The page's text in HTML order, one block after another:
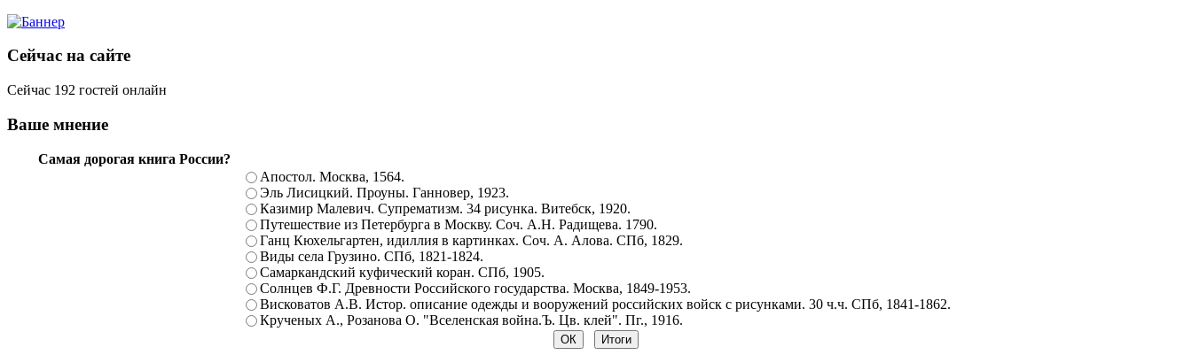
Сейчас на сайте
Сейчас 192 гостей онлайн
Ваше мнение
Самая дорогая книга России?
Апостол. Москва, 1564.
Эль Лисицкий. Проуны. Ганновер, 1923.
Казимир Малевич. Супрематизм. 34 рисунка. Витебск, 1920.
Путешествие из Петербурга в Москву. Соч. А.Н. Радищева. 1790.
Ганц Кюхельгартен, идиллия в картинках. Соч. А. Алова. СПб, 1829.
Виды села Грузино. СПб, 1821-1824.
Самаркандский куфический коран. СПб, 1905.
Солнцев Ф.Г. Древности Российского государства. Москва, 1849-1953.
Висковатов А.В. Истор. описание одежды и вооружений российских войск с рисунками. 30 ч.ч. СПб, 1841-1862.
Крученых А., Розанова О. "Вселенская война.Ъ. Цв. клей". Пг., 1916.